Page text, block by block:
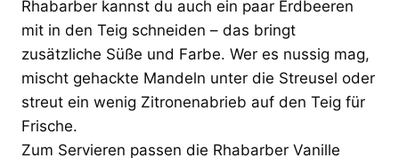
Rhabarber kannst du auch ein paar Erdbeeren
mit in den Teig schneiden – das bringt
zusätzliche Süße und Farbe. Wer es nussig mag,
mischt gehackte Mandeln unter die Streusel oder
streut ein wenig Zitronenabrieb auf den Teig für
Frische.
Zum Servieren passen die Rhabarber Vanille